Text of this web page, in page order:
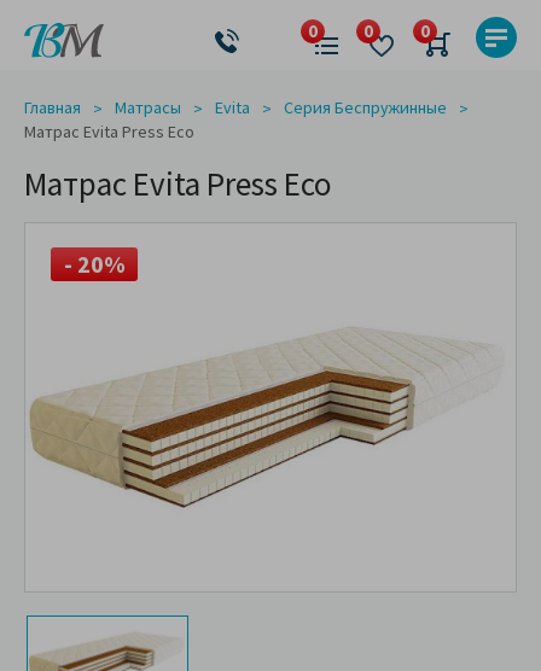
Главная Матрасы Evita
Серия Беспружинные
Матрас Evita Press Eco
Матрас Evita Press Eco
- 20%